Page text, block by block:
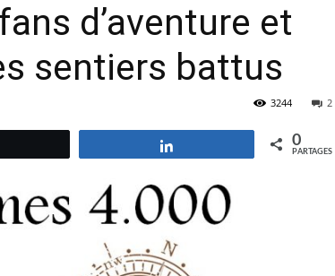
d’aventure et
sentiers battus
2
3244
0
PARTAGES